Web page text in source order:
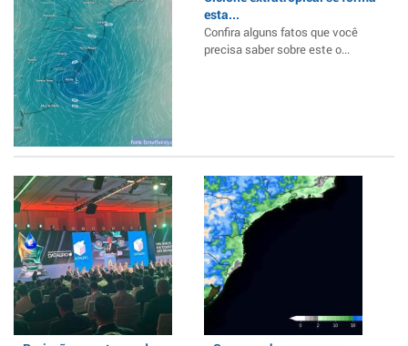
esta...
Confira alguns fatos que você
precisa saber sobre este o...